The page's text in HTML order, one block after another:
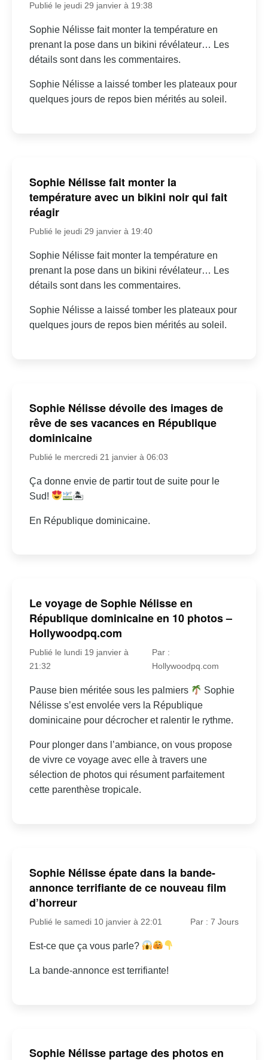
Publié le jeudi 29 janvier à 19:38
Sophie Nélisse fait monter la température en
prenant la pose dans un bikini révélateur… Les
détails sont dans les commentaires.
Sophie Nélisse a laissé tomber les plateaux pour
quelques jours de repos bien mérités au soleil.
Sophie Nélisse fait monter la
température avec un bikini noir qui fait
réagir
Publié le jeudi 29 janvier à 19:40
Sophie Nélisse fait monter la température en
prenant la pose dans un bikini révélateur… Les
détails sont dans les commentaires.
Sophie Nélisse a laissé tomber les plateaux pour
quelques jours de repos bien mérités au soleil.
Sophie Nélisse dévoile des images de
rêve de ses vacances en République
dominicaine
Publié le mercredi 21 janvier à 06:03
Ça donne envie de partir tout de suite pour le
Sud!
🏝
En République dominicaine.
Le voyage de Sophie Nélisse en
République dominicaine en 10 photos –
Hollywoodpq.com
Publié le lundi 19 janvier à
21:32
Par :
Hollywoodpq.com
Pause bien méritée sous les palmiers
Sophie
Nélisse s’est envolée vers la République
dominicaine pour décrocher et ralentir le rythme.
Pour plonger dans l’ambiance, on vous propose
de vivre ce voyage avec elle à travers une
sélection de photos qui résument parfaitement
cette parenthèse tropicale.
Sophie Nélisse épate dans la bande-
annonce terrifiante de ce nouveau film
d’horreur
Publié le samedi 10 janvier à 22:01 Par : 7 Jours
Est-ce que ça vous parle?
La bande-annonce est terrifiante!
Sophie Nélisse partage des photos en